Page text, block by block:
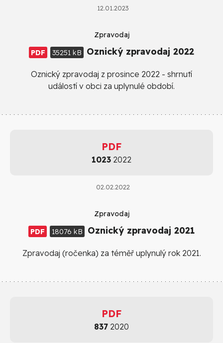
12.01.2023
Zpravodaj
PDF
35251 kB Oznický zpravodaj 2022
Oznický zpravodaj z prosince 2022 - shrnutí
událostí v obci za uplynulé období.
PDF
1023 2022
02.02.2022
Zpravodaj
PDF
18076 kB Oznický zpravodaj 2021
Zpravodaj (ročenka) za téměř uplynulý rok 2021.
PDF
837 2020